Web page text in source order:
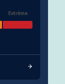
Extrême